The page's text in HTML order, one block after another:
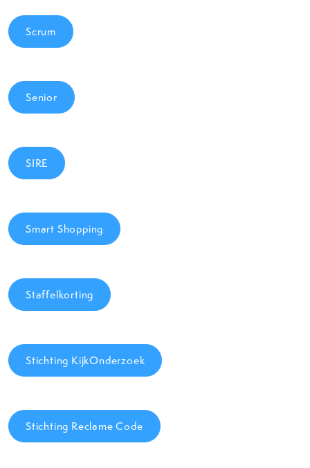
Scrum
Senior
SIRE
Smart Shopping
Staffelkorting
Stichting KijkOnderzoek
Stichting Reclame Code